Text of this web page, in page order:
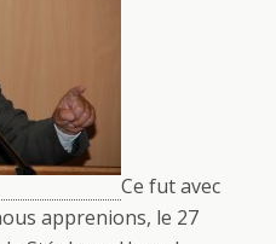
Ce fut avec
apprenions, le 27